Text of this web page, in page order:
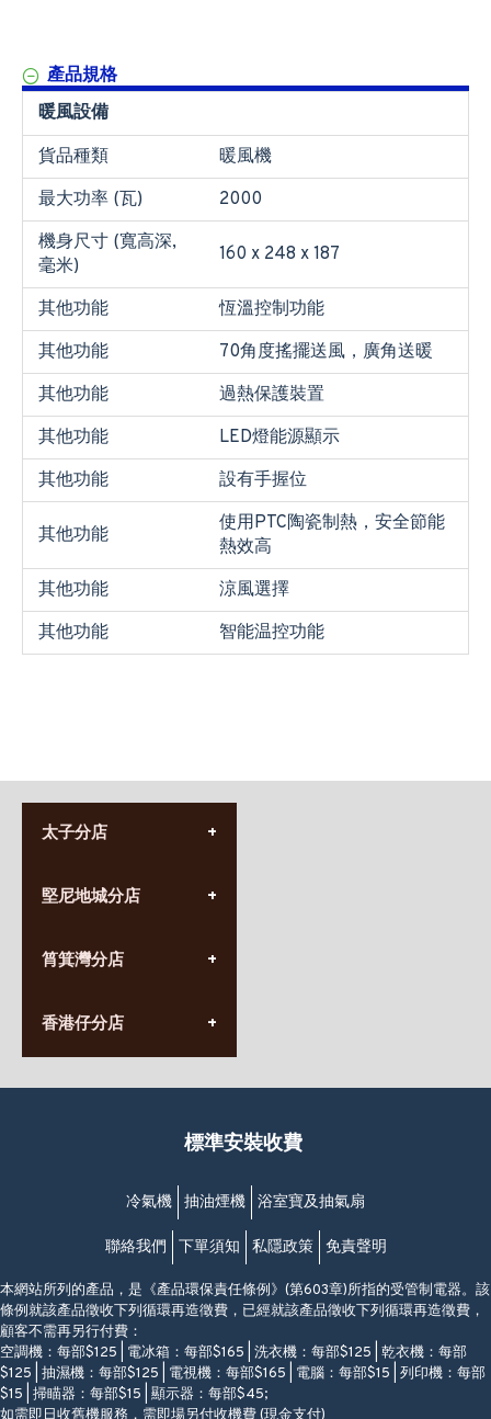
產品規格
暖風設備
貨品種類
暖風機
最大功率 (瓦)
2000
機身尺寸 (寬高深,
毫米)
160 x 248 x 187
其他功能
恆溫控制功能
其他功能
70角度搖擺送風，廣角送暖
其他功能
過熱保護裝置
其他功能
LED燈能源顯示
其他功能
設有手握位
其他功能
使用PTC陶瓷制熱，安全節能
熱效高
其他功能
涼風選擇
其他功能
智能温控功能
太子分店
營業時間:
九龍太子太子道西141號
堅尼地城分店
營業時間:
香港堅尼地城卑路乍街
(堅尼地城地鐵站B出口)
筲箕灣分店
營業時間:
(10:00am-20:30pm)
香港仔分店
營業時間:
香港香港仔成都道20-28號
(黃竹坑地鐵站轉4M專線小巴)
標準安裝收費
冷氣機 抽油煙機 浴室寶及抽氣扇
聯絡我們 下單須知 私隱政策 免責聲明
本網站所列的產品，是《產品環保責任條例》(第603章)所指的受管制電器。該
條例就該產品徵收下列循環再造徵費，已經就該產品徵收下列循環再造徵費，
顧客不需再另行付費：
空調機：每部$125 | 電冰箱：每部$165 | 洗衣機：每部$125 | 乾衣機：每部
$125 | 抽濕機：每部$125 | 電視機：每部$165 | 電腦：每部$15 | 列印機：每部
$15 | 掃瞄器：每部$15 | 顯示器：每部$45;